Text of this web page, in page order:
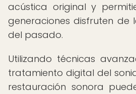
acústica original y
generaciones disfruten de
del pasado.
Utilizando técnicas
tratamiento digital del
restauración sonora